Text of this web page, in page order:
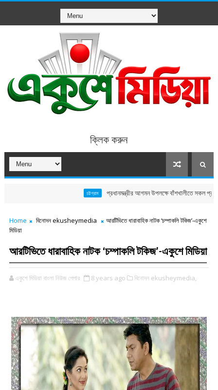
ক্লিক করুন
প্রধানমন্ত্রীর আগমন উপলক্ষে বাঁশখালীতে সকল প্রস্তুতি
Home বিনোদন ekusheymedia
আরটিভিতে ধারাবাহিক নাটক ‘চম্পাকলি টকিজ’-একুশে
মিডিয়া
আরটিভিতে ধারাবাহিক নাটক ‘চম্পাকলি টকিজ’-একুশে মিডিয়া
একুশে মিডিয়া বাংলা নিউজ পেপার 8 years ago বিনোদন ekusheymedia,